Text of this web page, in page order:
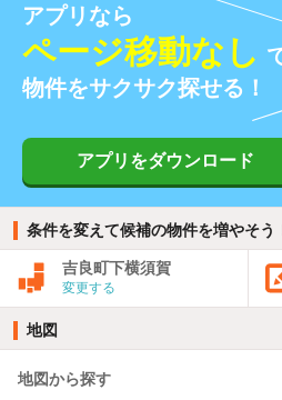
アプリなら
ページ移動なし
物件をサクサク探せる！
アプリをダウンロード
条件を変えて候補の物件を増やそう
吉良町下横須賀
変更する
地図
地図から探す